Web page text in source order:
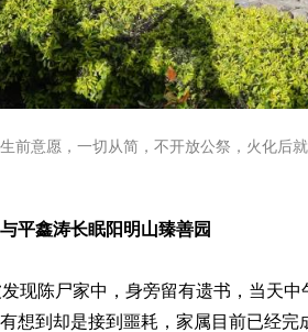
前意愿，一切从简，不开放公祭，火化后
平鑫涛长眠阳明山臻善园
现陈尸家中，身旁留有遗书，当天
想到却是接到噩耗，家属目前已经